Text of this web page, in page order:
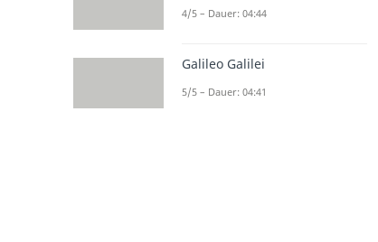
4/5 – Dauer: 04:44
Galileo Galilei
5/5 – Dauer: 04:41